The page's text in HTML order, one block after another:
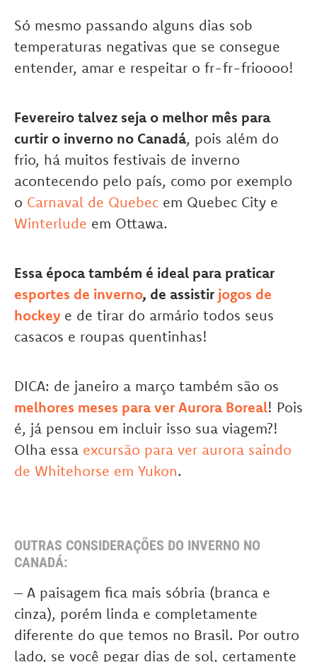
Só mesmo passando alguns dias sob
temperaturas negativas que se consegue
entender, amar e respeitar o fr-fr-frioooo!
Fevereiro talvez seja o melhor mês para
curtir o inverno no Canadá, pois além do
frio, há muitos festivais de inverno
acontecendo pelo país, como por exemplo
o Carnaval de Quebec em Quebec City e
Winterlude em Ottawa.
Essa época também é ideal para praticar
esportes de inverno, de assistir jogos de
hockey e de tirar do armário todos seus
casacos e roupas quentinhas!
DICA: de janeiro a março também são os
melhores meses para ver Aurora Boreal! Pois
é, já pensou em incluir isso sua viagem?!
Olha essa excursão para ver aurora saindo
de Whitehorse em Yukon.
OUTRAS CONSIDERAÇÕES DO INVERNO NO
CANADÁ:
– A paisagem fica mais sóbria (branca e
cinza), porém linda e completamente
diferente do que temos no Brasil. Por outro
lado, se você pegar dias de sol, certamente